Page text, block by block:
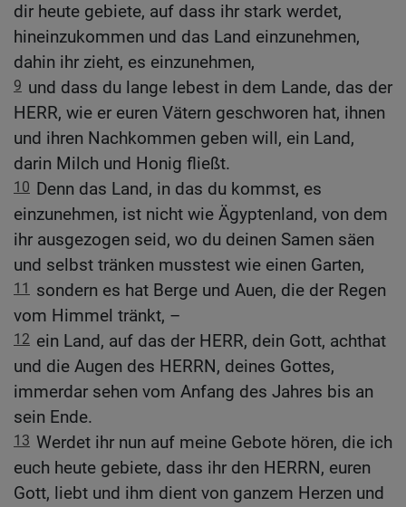
dir heute gebiete, auf dass ihr stark werdet,
hineinzukommen und das Land einzunehmen,
dahin ihr zieht, es einzunehmen,
9 und dass du lange lebest in dem Lande, das der
HERR, wie er euren Vätern geschworen hat, ihnen
und ihren Nachkommen geben will, ein Land,
darin Milch und Honig fließt.
10 Denn das Land, in das du kommst, es
einzunehmen, ist nicht wie Ägyptenland, von dem
ihr ausgezogen seid, wo du deinen Samen säen
und selbst tränken musstest wie einen Garten,
11
sondern es hat Berge und Auen, die der Regen
vom Himmel tränkt, –
12 ein Land, auf das der HERR, dein Gott, achthat
und die Augen des HERRN, deines Gottes,
immerdar sehen vom Anfang des Jahres bis an
sein Ende.
13 Werdet ihr nun auf meine Gebote hören, die ich
euch heute gebiete, dass ihr den HERRN, euren
Gott, liebt und ihm dient von ganzem Herzen und